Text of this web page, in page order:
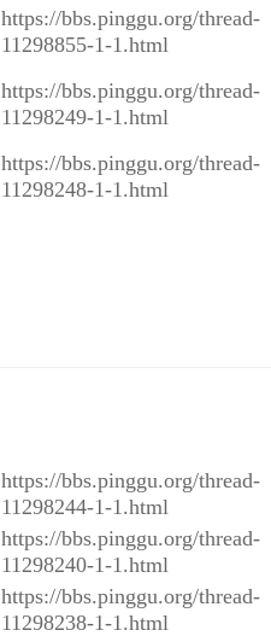
https://bbs.pinggu.org/thread-
11298855-1-1.html
https://bbs.pinggu.org/thread-
11298249-1-1.html
https://bbs.pinggu.org/thread-
11298248-1-1.html
https://bbs.pinggu.org/thread-
11298244-1-1.html
https://bbs.pinggu.org/thread-
11298240-1-1.html
https://bbs.pinggu.org/thread-
11298238-1-1.html